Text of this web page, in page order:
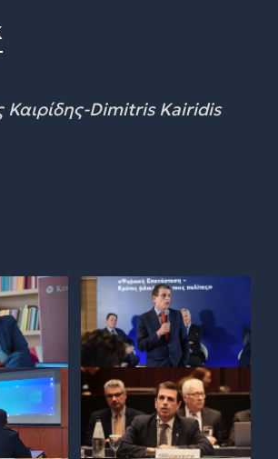
Καιρίδης-Dimitris Kairidis